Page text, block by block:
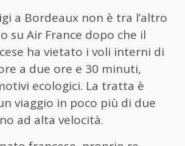
a Bordeaux non è tra l’altro
su Air France dopo che il
ha vietato i voli interni di
a due ore e 30 minuti,
ecologici. La tratta è
viaggio in poco più di due
ad alta velocità.